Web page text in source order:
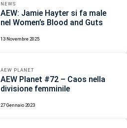
NEWS
AEW: Jamie Hayter si fa male
nel Women’s Blood and Guts
13 Novembre 2025
AEW PLANET
AEW Planet #72 – Caos nella
divisione femminile
27 Gennaio 2023